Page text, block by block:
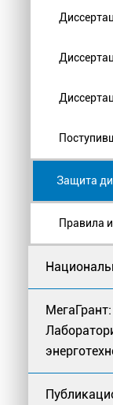
Защита
Правила
МегаГрант: